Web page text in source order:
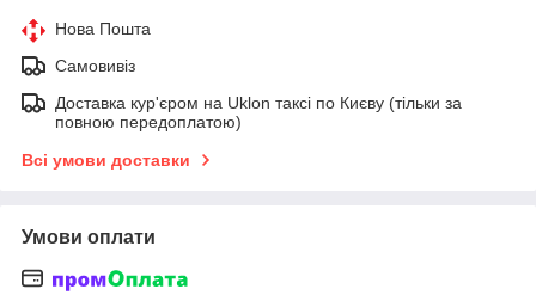
Нова Пошта
Самовивіз
Доставка кур'єром на Uklon таксі по Києву (тільки за
повною передоплатою)
Всі умови доставки
Умови оплати